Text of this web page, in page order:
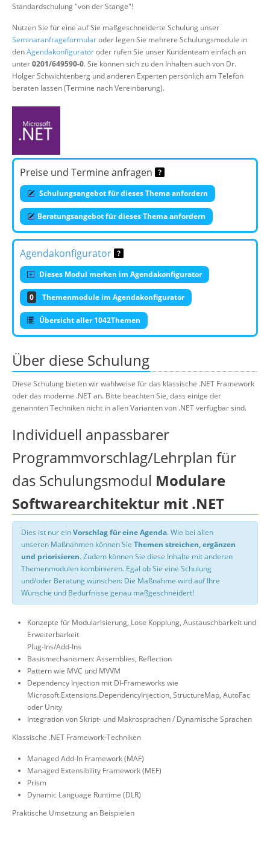
Standardschulung "von der Stange"!
Nutzen Sie für eine auf Sie maßgeschneiderte Schulung unser
Seminaranfrageformularoder legen Sie mehrere Schulungsmodule in
denAgendakonfiguratoroder rufen Sie unser Kundenteam einfach an
unter0201/649590-0. Sie können sich zu den Inhalten auch von Dr.
Holger Schwichtenberg und anderen Experten persönlich am Telefon
beraten lassen (Termine nach Vereinbarung).
Preise und Termine anfragen
Schulungsangebot für dieses Thema anfordern
Beratungsangebot für dieses Thema anfordern
Agendakonfigurator
Dieses Modul merken im Agendakonfigurator
0 Themenmodule im Agendakonfigurator
Übersicht aller 1042Themen
Über diese Schulung
Diese Schulung bieten wir wahlweise für das klassische .NET Framework
oder das moderne .NET an. Bitte beachten Sie, dass einige der
genannten Techniken nicht in allen Varianten von .NET verfügbar sind.
Individuell anpassbarer
Programmvorschlag/Lehrplan für
das Schulungsmodul Modulare
Softwarearchitektur mit .NET
Dies ist nur einVorschlag für eine Agenda. Wie bei allen
unseren Maßnahmen können Sie Themen streichen, ergänzen
und priorisieren. Zudem können Sie diese Inhalte mit anderen
Themenmodulen kombinieren. Egal ob Sie eine Schulung
und/oder Beratung wünschen: Die Maßnahme wird auf Ihre
Wünsche und Bedürfnisse genau maßgeschneidert!
Konzepte für Modularisierung, Lose Kopplung, Austauschbarkeit und
Erweiterbarkeit
Plug-Ins/Add-Ins
Basismechanismen: Assemblies, Reflection
Pattern wie MVC und MVVM
Dependency Injection mit DI-Frameworks wie
Microsoft.Extensions.DependencyInjection, StructureMap, AutoFac
oder Unity
Integration von Skript- und Makrosprachen / Dynamische Sprachen
Klassische .NET Framework-Techniken
Managed Add-In Framework (MAF)
Managed Extensibility Framework (MEF)
Prism
Dynamic Language Runtime (DLR)
Praktische Umsetzung an Beispielen